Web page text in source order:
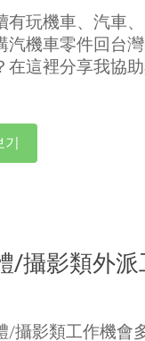
有玩機車、汽車
汽機車零件回台
在這裡分享我協
기
/攝影類外
/攝影類工作機會